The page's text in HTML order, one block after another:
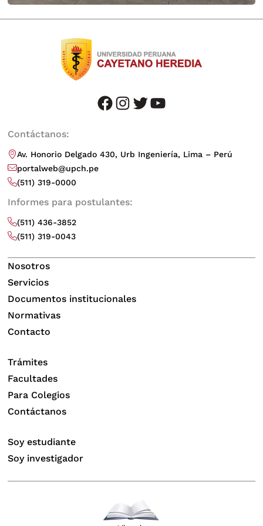
facebook instagram twitter youtube
Contáctanos:
Av. Honorio Delgado 430, Urb Ingeniería, Lima – Perú
portalweb@upch.pe
(511) 319-0000
Informes para postulantes:
(511) 436-3852
(511) 319-0043
Nosotros
Servicios
Documentos institucionales
Normativas
Contacto
Trámites
Facultades
Para Colegios
Contáctanos
Soy estudiante
Soy investigador